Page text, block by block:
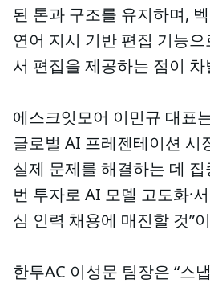
된 톤과 구조를 유지하며,
연어 지시 기반 편집 기능
서 편집을 제공하는 점이
에스크잇모어 이민규 대표
글로벌 AI 프레젠테이션 시
실제 문제를 해결하는 데 집
번 투자로 AI 모델 고도화·
심 인력 채용에 매진할 것”
한투AC 이성문 팀장은 “스